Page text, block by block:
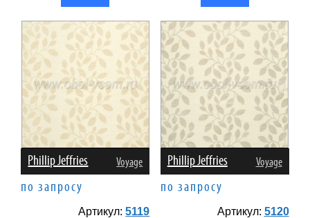
Phillip Jeffries Voyage
по запросу
Артикул:5119
Phillip Jeffries Voyage
по запросу
Артикул: 5120